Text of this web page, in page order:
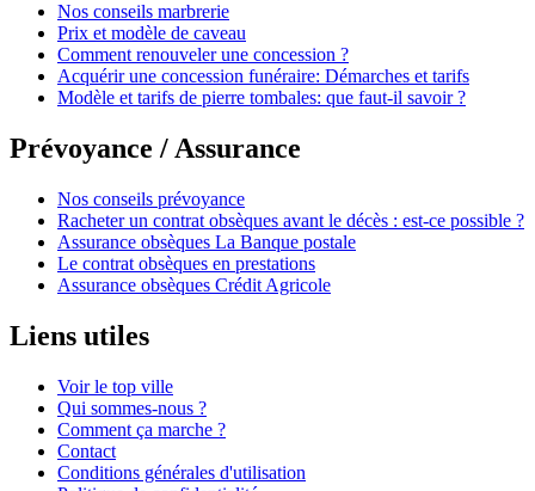
Nos conseils marbrerie
Prix et modèle de caveau
Comment renouveler une concession ?
Acquérir une concession funéraire: Démarches et tarifs
Modèle et tarifs de pierre tombales: que faut-il savoir ?
Prévoyance / Assurance
Nos conseils prévoyance
Racheter un contrat obsèques avant le décès : est-ce possible ?
Assurance obsèques La Banque postale
Le contrat obsèques en prestations
Assurance obsèques Crédit Agricole
Liens utiles
Voir le top ville
Qui sommes-nous ?
Comment ça marche ?
Contact
Conditions générales d'utilisation